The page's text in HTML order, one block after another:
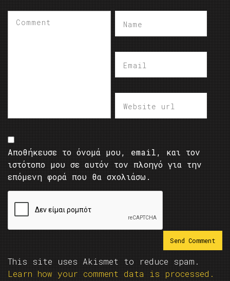
Αποθήκευσε το όνομά μου, email, και τον
ιστότοπο μου σε αυτόν τον πλοηγό για την
επόμενη φορά που θα σχολιάσω.
This site uses Akismet to reduce spam.
Learn how your comment data is processed.